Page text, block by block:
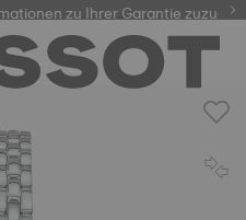
zu Ihrer Garantie